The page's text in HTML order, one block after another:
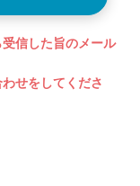
信した旨のメール
せをしてくださ